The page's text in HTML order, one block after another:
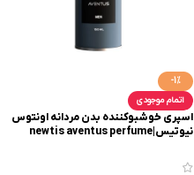
-1%
اتمام موجودی
اسپری خوشبوکننده بدن مردانه اونتوس
نیوتیس|newtis aventus perfume